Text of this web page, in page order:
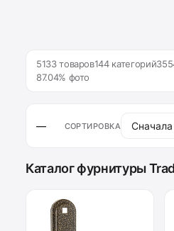
5133 товаров144 категорий
87.04% фото
— СОРТИРОВКА
Каталог фурнитуры